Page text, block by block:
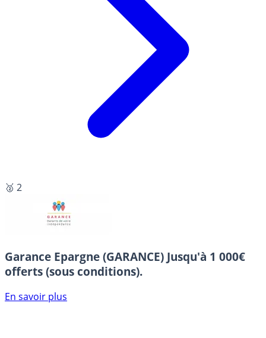
🥈 2
Garance Epargne (GARANCE) Jusqu'à 1 000€
offerts (sous conditions).
En savoir plus